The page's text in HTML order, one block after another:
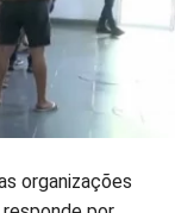
organizações